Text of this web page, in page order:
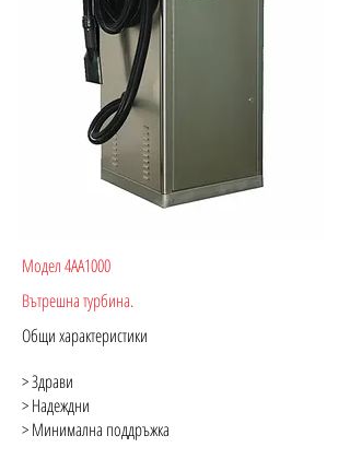
Модел 4AA1000
Вътрешна турбина.
Общи характеристики
> Здрави
> Надеждни
> Минимална поддръжка